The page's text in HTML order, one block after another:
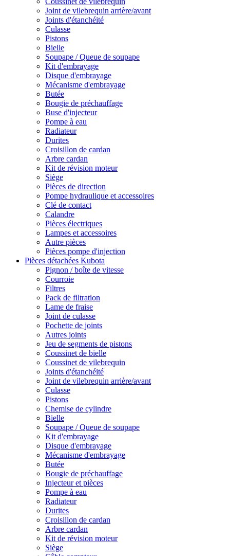
Joint de vilebrequin arrière/avant
Joints d'étanchéité
Culasse
Pistons
Bielle
Soupape / Queue de soupape
Kit d'embrayage
Disque d'embrayage
Mécanisme d'embrayage
Butée
Bougie de préchauffage
Buse d'injecteur
Pompe à eau
Radiateur
Durites
Croisillon de cardan
Arbre cardan
Kit de révision moteur
Siège
Pièces de direction
Pompe hydraulique et accessoires
Clé de contact
Calandre
Pièces électriques
Lampes et accessoires
Autre pièces
Pièces pompe d'injection
Pièces détachées Kubota
Pignon / boîte de vitesse
Courroie
Filtres
Pack de filtration
Lame de fraise
Joint de culasse
Pochette de joints
Autres joints
Jeu de segments de pistons
Coussinet de bielle
Coussinet de vilebrequin
Joints d'étanchéité
Joint de vilebrequin arrière/avant
Culasse
Pistons
Chemise de cylindre
Bielle
Soupape / Queue de soupape
Kit d'embrayage
Disque d'embrayage
Mécanisme d'embrayage
Butée
Bougie de préchauffage
Injecteur et pièces
Pompe à eau
Radiateur
Durites
Croisillon de cardan
Arbre cardan
Kit de révision moteur
Siège